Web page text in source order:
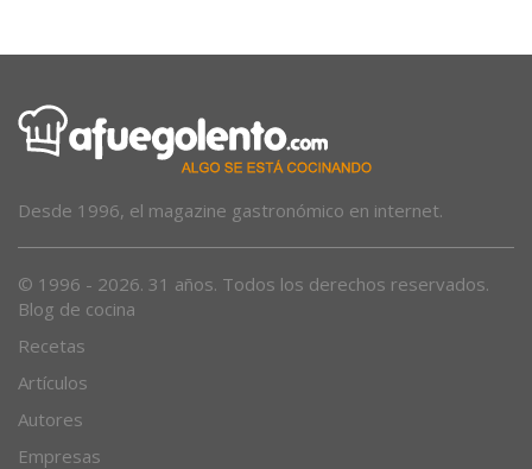
Desde 1996, el magazine gastronómico en internet.
© 1996 - 2026. 31 años. Todos los derechos reservados.
Blog de cocina
Recetas
Artículos
Autores
Empresas